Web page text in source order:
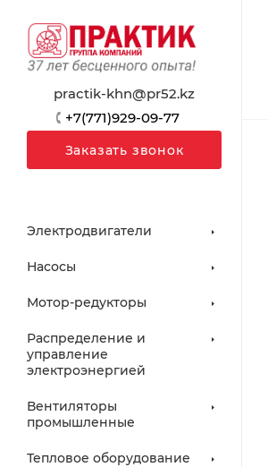
practik-khn@pr52.kz
+7(771)929-09-77
Заказать звонок
Электродвигатели
Насосы
Мотор-редукторы
Распределение и
управление
электроэнергией
Вентиляторы
промышленные
Тепловое оборудование